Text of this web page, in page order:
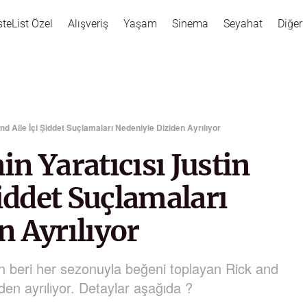
Özel Alışveriş Yaşam Sinema Seyahat Diğer
Aile İçi Şiddet Suçlamaları Nedeniyle Diziden Ayrılıyor
Yaratıcısı Justin
Suçlamaları
Ayrılıyor
beri her sezonuyla beğeni toplayan Rick and
ayrılıyor. Detaylar aşağıda ?